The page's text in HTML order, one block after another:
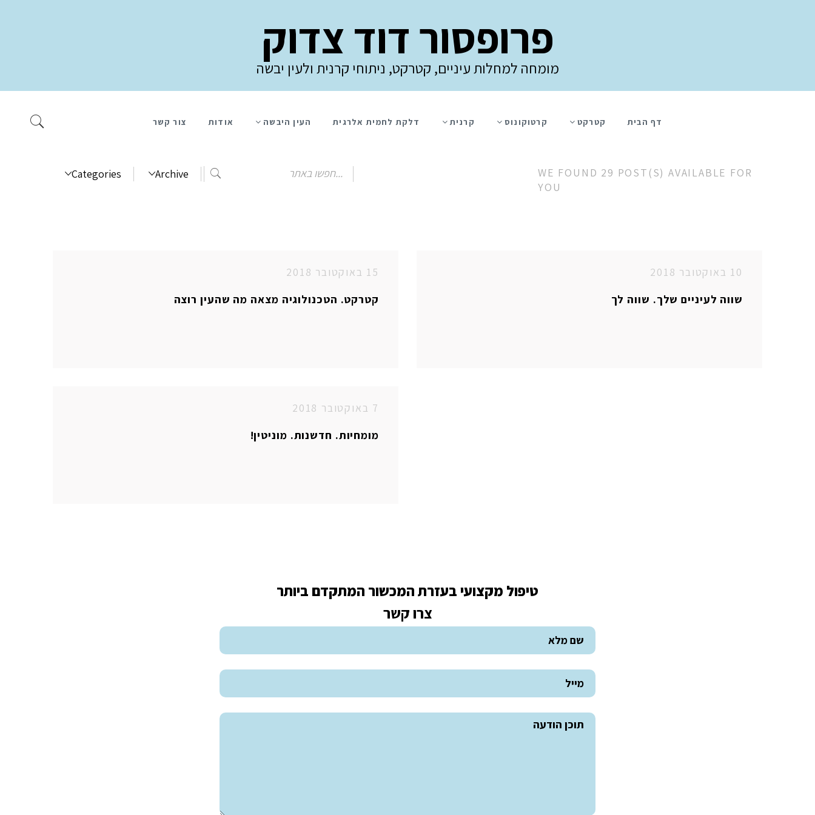
פרופסור דוד צדוק
מומחה למחלות עיניים, קטרקט, ניתוחי קרנית ולעין יבשה
דף הבית קטרקט קרטוקונוס קרנית דלקת לחמית אלרגית העין היבשה אודות צור קשר
WE FOUND 29 POST(S) AVAILABLE FOR
YOU
Categories Archive
15 באוקטובר 2018
קטרקט. הטכנולוגיה מצאה מה שהעין רוצה
10 באוקטובר 2018
שווה לעיניים שלך. שווה לך
7 באוקטובר 2018
מומחיות. חדשנות. מוניטין!
טיפול מקצועי בעזרת המכשור המתקדם ביותר
צרו קשר